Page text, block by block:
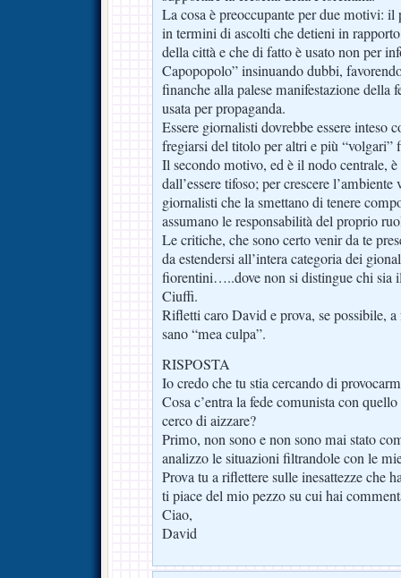
La cosa è preoccupante per due motivi:
in termini di ascolti che detieni in
della città e che di fatto è usato non per
Capopopolo” insinuando dubbi,
finanche alla palese manifestazione della
usata per propaganda.
Essere giornalisti dovrebbe essere inteso
fregiarsi del titolo per altri e più “volgari”
Il secondo motivo, ed è il nodo centrale,
dall’essere tifoso; per crescere
giornalisti che la smettano di tenere
assumano le responsabilità del proprio
Le critiche, che sono certo venir da te
da estendersi all’intera categoria dei
fiorentini…..dove non si distingue chi sia
Ciuffi.
Rifletti caro David e prova, se possibile,
sano “mea culpa”.
RISPOSTA
Io credo che tu stia cercando di
Cosa c’entra la fede comunista con
cerco di aizzare?
Primo, non sono e non sono mai stato
analizzo le situazioni filtrandole con le
Prova tu a riflettere sulle inesattezze che
ti piace del mio pezzo su cui hai
Ciao,
David